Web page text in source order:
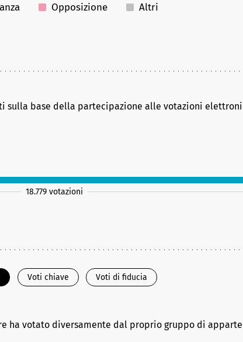
Opposizione Altri
sulla base della partecipazione alle votazioni
18.779 votazioni
Voti chiave Voti di fiducia
ha votato diversamente dal proprio gruppo di